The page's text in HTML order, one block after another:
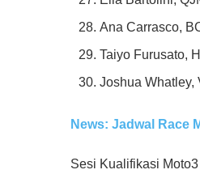
Ana Carrasco,
Taiyo Furusato,
Joshua Whatley,
News: Jadwal Race
Sesi Kualifikasi